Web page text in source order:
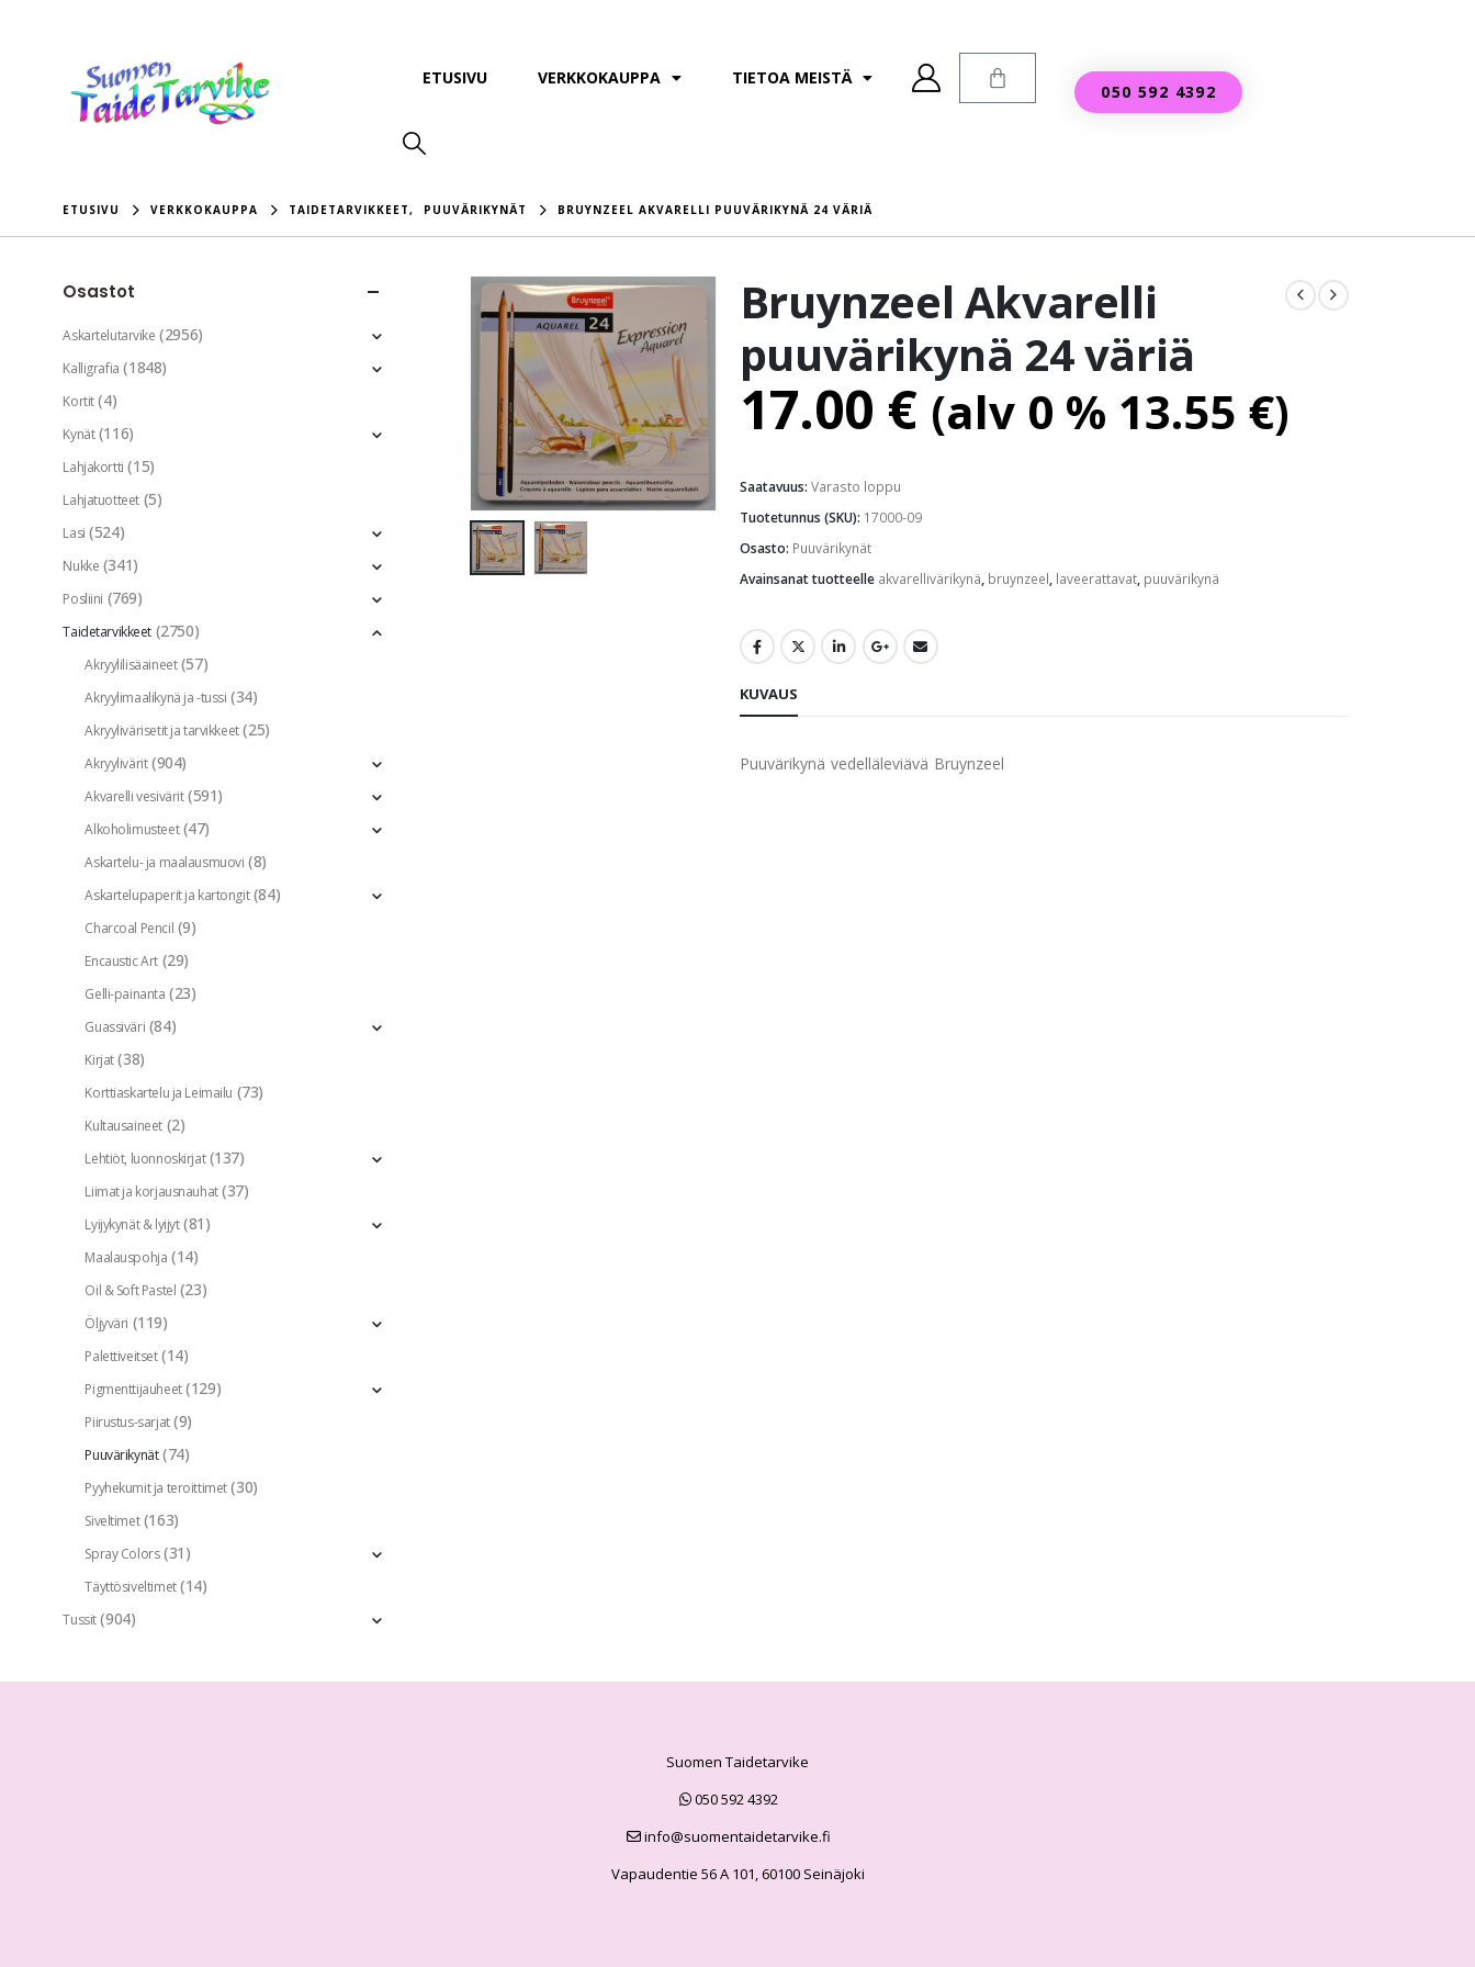
ETUSIVU VERKKOKAUPPA TIETOA MEISTÄ
050 592 4392
ETUSIVU VERKKOKAUPPA TAIDETARVIKKEET, PUUVÄRIKYNÄT BRUYNZEEL AKVARELLI PUUVÄRIKYNÄ 24 VÄRIÄ
Bruynzeel Akvarelli
puuvärikynä 24 väriä
17.00 € (alv 0 % 13.55 €)
Saatavuus: Varasto loppu
Tuotetunnus (SKU): 17000-09
Osasto: Puuvärikynät
Avainsanat tuotteelle akvarellivärikynä, bruynzeel, laveerattavat, puuvärikynä
KUVAUS
Puuvärikynä vedelläleviävä Bruynzeel
Osastot
Askartelutarvike (2956)
Kalligrafia (1848)
Kortit (4)
Kynät (116)
Lahjakortti (15)
Lahjatuotteet (5)
Lasi (524)
Nukke (341)
Posliini (769)
Taidetarvikkeet (2750)
Akryylilisäaineet (57)
Akryylimaalikynä ja -tussi (34)
Akryylivärisetit ja tarvikkeet (25)
Akryylivärit (904)
Akvarelli vesivärit (591)
Alkoholimusteet (47)
Askartelu- ja maalausmuovi (8)
Askartelupaperit ja kartongit (84)
Charcoal Pencil (9)
Encaustic Art (29)
Gelli-painanta (23)
Guassiväri (84)
Kirjat (38)
Korttiaskartelu ja Leimailu (73)
Kultausaineet (2)
Lehtiöt, luonnoskirjat (137)
Liimat ja korjausnauhat (37)
Lyijykynät & lyijyt (81)
Maalauspohja (14)
Oil & Soft Pastel (23)
Öljyväri (119)
Palettiveitset (14)
Pigmenttijauheet (129)
Piirustus-sarjat (9)
Puuvärikynät (74)
Pyyhekumit ja teroittimet (30)
Siveltimet (163)
Spray Colors (31)
Täyttösiveltimet (14)
Tussit (904)
Suomen Taidetarvike
050 592 4392
info@suomentaidetarvike.fi
Vapaudentie 56 A 101, 60100 Seinäjoki